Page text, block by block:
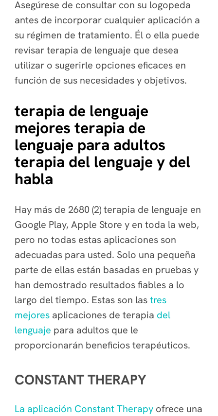
Asegúrese de consultar con su logopeda
antes de incorporar cualquier aplicación a
su régimen de tratamiento. Él o ella puede
revisar terapia de lenguaje que desea
utilizar o sugerirle opciones eficaces en
función de sus necesidades y objetivos.
terapia de lenguaje
mejores terapia de
lenguaje para adultos
terapia del lenguaje y del
habla
Hay más de 2680 (2) terapia de lenguaje en
Google Play, Apple Store y en toda la web,
pero no todas estas aplicaciones son
adecuadas para usted. Solo una pequeña
parte de ellas están basadas en pruebas y
han demostrado resultados fiables a lo
largo del tiempo. Estas son lastres
mejores aplicaciones de terapia del
lenguaje para adultos que le
proporcionarán beneficios terapéuticos.
CONSTANT THERAPY
La aplicación Constant Therapy ofrece una